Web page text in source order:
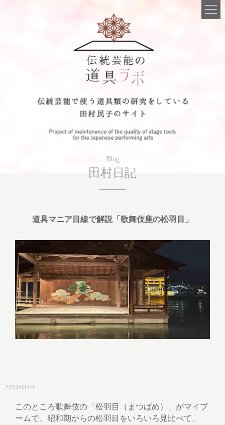
Blog
田村日記
道具マニア目線で解説「歌舞伎座の松羽目」
22/11/03 UP
このところ歌舞伎の「松羽目（まつばめ）」がマイブ
ームで、昭和期からの松羽目をいろいろ見比べて、